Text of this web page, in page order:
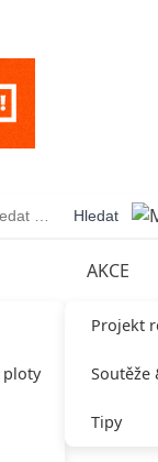
ploty
AKCE
Projekt
Soutěže
Tipy